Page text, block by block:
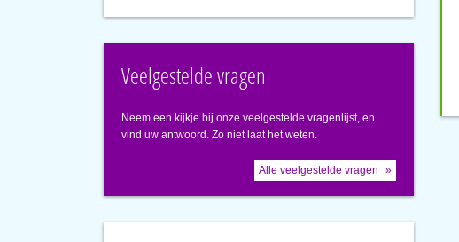
Veelgestelde vragen
Neem een kijkje bij onze veelgestelde vragenlijst, en
vind uw antwoord. Zo niet laat het weten.
Alle veelgestelde vragen